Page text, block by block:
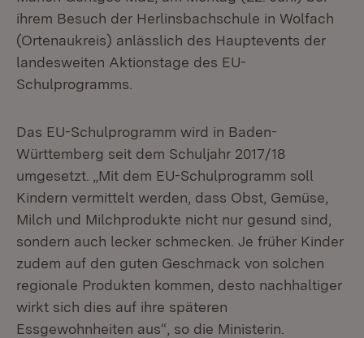
ihrem Besuch der Herlinsbachschule in Wolfach
(Ortenaukreis) anlässlich des Hauptevents der
landesweiten Aktionstage des EU-
Schulprogramms.
Das EU-Schulprogramm wird in Baden-
Württemberg seit dem Schuljahr 2017/18
umgesetzt. „Mit dem EU-Schulprogramm soll
Kindern vermittelt werden, dass Obst, Gemüse,
Milch und Milchprodukte nicht nur gesund sind,
sondern auch lecker schmecken. Je früher Kinder
zudem auf den guten Geschmack von solchen
regionale Produkten kommen, desto nachhaltiger
wirkt sich dies auf ihre späteren
Essgewohnheiten aus“, so die Ministerin.